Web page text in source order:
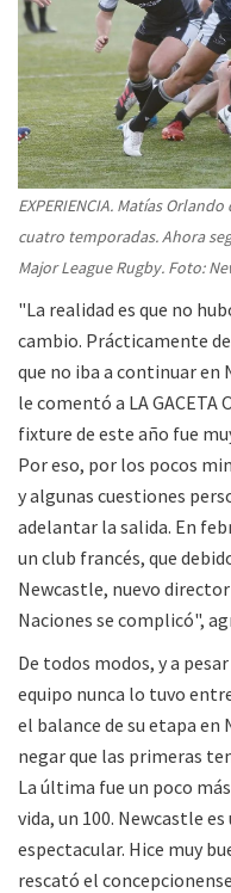
EXPERIENCIA. Matías
cuatro temporadas. Ahora
Major League Rugby. Foto:
"La realidad es que no
cambio. Prácticamente
que no iba a continuar
le comentó a LA
fixture de este año fue
Por eso, por los pocos
y algunas cuestiones
adelantar la salida. En
un club francés, que
Newcastle, nuevo
Naciones se complicó",
De todos modos, y a
equipo nunca lo tuvo
el balance de su etapa en
negar que las primeras
La última fue un poco
vida, un 100. Newcastle
espectacular. Hice muy
rescató el